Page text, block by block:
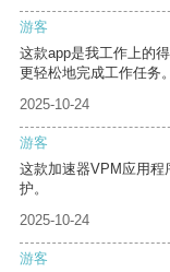
游客
这款app是我工作上的
更轻松地完成工作任务。
2025-10-24
游客
这款加速器VPM应用程
护。
2025-10-24
游客